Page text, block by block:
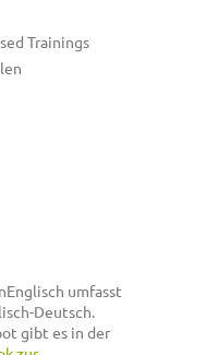
Trainings
umfasst
Deutsch.
gibt es in der